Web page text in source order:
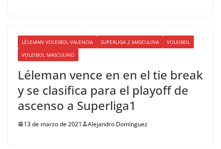
LÉLEMAN VOLEIBOL VALENCIA SUPERLIGA 2 MASCULINA
VOLEIBOL
VOLEIBOL MASCULINO
Léleman vence en en el tie break
y se clasifica para el playoff de
ascenso a Superliga1
13 de marzo de 2021 Alejandro Domínguez